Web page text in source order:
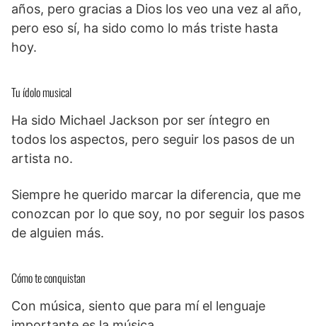
años, pero gracias a Dios los veo una vez al año,
pero eso sí, ha sido como lo más triste hasta
hoy.
Tu ídolo musical
Ha sido Michael Jackson por ser íntegro en
todos los aspectos, pero seguir los pasos de un
artista no.
Siempre he querido marcar la diferencia, que me
conozcan por lo que soy, no por seguir los pasos
de alguien más.
Cómo te conquistan
Con música, siento que para mí el lenguaje